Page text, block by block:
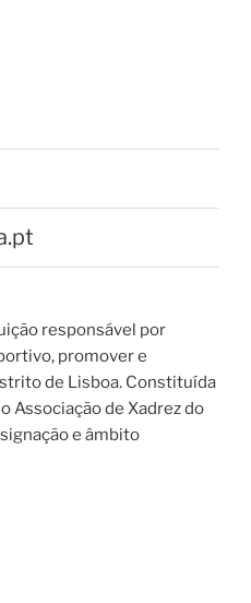
responsável por
promover e
de Lisboa. Constituída
Associação de Xadrez do
e âmbito